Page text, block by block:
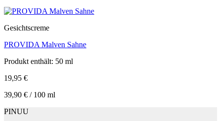
Gesichtscreme
PROVIDA Malven Sahne
Produkt enthält: 50 ml
19,95 €
39,90 € / 100 ml
PINUU